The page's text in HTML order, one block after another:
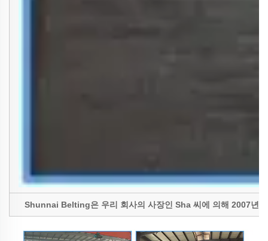
Shunnai Belting은 우리 회사의 사장인 Sha 씨에 의해 2007년